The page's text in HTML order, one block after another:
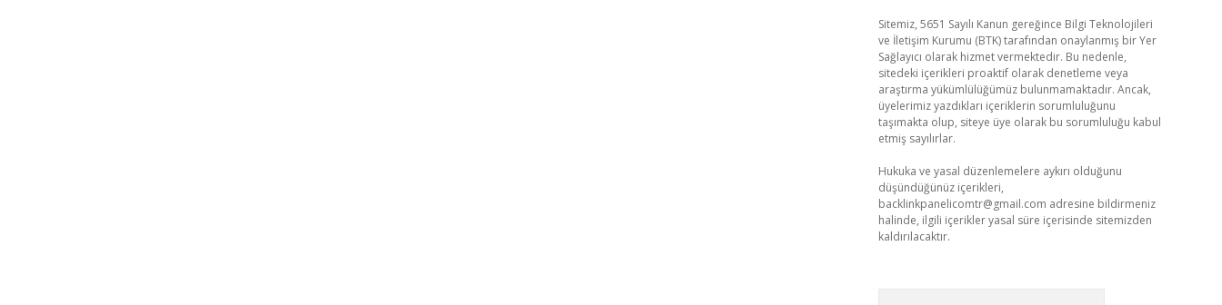
Sitemiz, 5651 Sayılı Kanun gereğince Bilgi Teknolojileri
ve İletişim Kurumu (BTK) tarafından onaylanmış bir Yer
Sağlayıcı olarak hizmet vermektedir. Bu nedenle,
sitedeki içerikleri proaktif olarak denetleme veya
araştırma yükümlülüğümüz bulunmamaktadır. Ancak,
üyelerimiz yazdıkları içeriklerin sorumluluğunu
taşımakta olup, siteye üye olarak bu sorumluluğu kabul
etmiş sayılırlar.
Hukuka ve yasal düzenlemelere aykırı olduğunu
düşündüğünüz içerikleri,
backlinkpanelicomtr@gmail.com adresine bildirmeniz
halinde, ilgili içerikler yasal süre içerisinde sitemizden
kaldırılacaktır.